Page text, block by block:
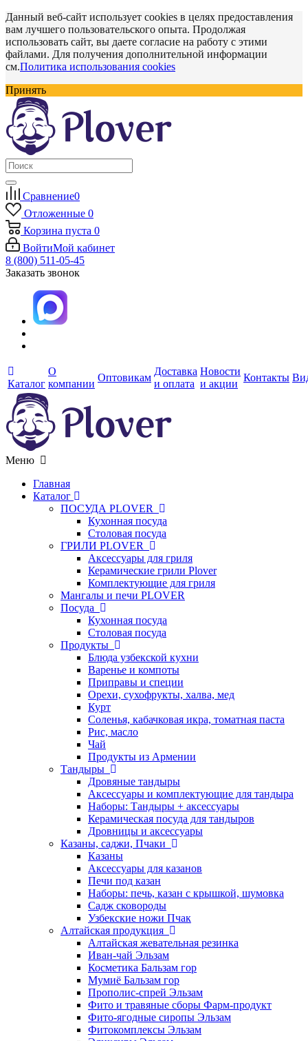
Данный веб-сайт использует cookies в целях предоставления
вам лучшего пользовательского опыта. Продолжая
использовать сайт, вы даете согласие на работу с этими
файлами. Для получения дополнительной информации
см.Политика использования cookies
Принять
Сравнение0
Отложенные 0
Корзина пуста 0
ВойтиМой кабинет
8 (800) 511-05-45
Заказать звонок
Каталог
О
компании
Оптовикам
Доставка
и оплата
Новости
и акции
Контакты
Меню
Главная
Каталог
ПОСУДА PLOVER
Кухонная посуда
Столовая посуда
ГРИЛИ PLOVER
Аксессуары для гриля
Керамические грили Plover
Комплектующие для гриля
Мангалы и печи PLOVER
Посуда
Кухонная посуда
Столовая посуда
Продукты
Блюда узбекской кухни
Варенье и компоты
Приправы и специи
Орехи, сухофрукты, халва, мед
Курт
Соленья, кабачковая икра, томатная паста
Рис, масло
Чай
Продукты из Армении
Тандыры
Дровяные тандыры
Аксессуары и комплектующие для тандыра
Наборы: Тандыры + аксессуары
Керамическая посуда для тандыров
Дровницы и аксессуары
Казаны, саджи, Пчаки
Казаны
Аксессуары для казанов
Печи под казан
Наборы: печь, казан с крышкой, шумовка
Садж сковороды
Узбекские ножи Пчак
Алтайская продукция
Алтайская жевательная резинка
Иван-чай Эльзам
Косметика Бальзам гор
Мумиё Бальзам гор
Прополис-спрей Эльзам
Фито и травяные сборы Фарм-продукт
Фито-ягодные сиропы Эльзам
Фитокомплексы Эльзам